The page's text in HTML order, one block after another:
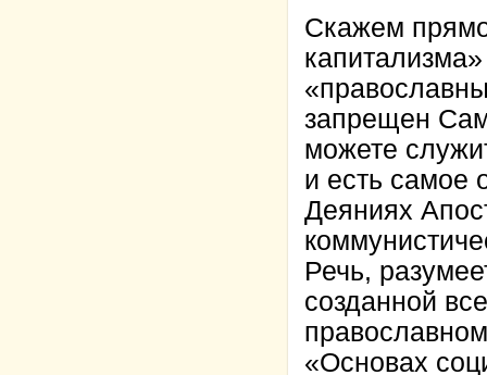
Скажем
запрещен
можете
и есть самое
Деяниях
Речь,
созданной
«Основах